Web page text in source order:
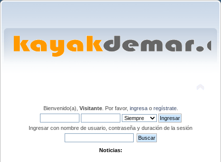
Bienvenido(a), Visitante. Por favor, ingresao regístrate.
Ingresar con nombre de usuario, contraseña y duración de la sesión
Noticias: